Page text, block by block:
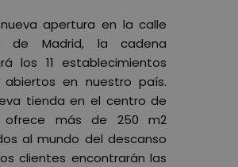
apertura en la calle
de Madrid, la cadena
los 11 establecimientos
abiertos en nuestro país.
tienda en el centro de
ofrece más de 250 m2
al mundo del descanso
clientes encontrarán las